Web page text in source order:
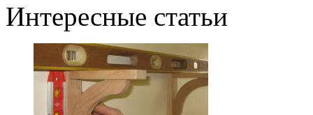
Интересные статьи